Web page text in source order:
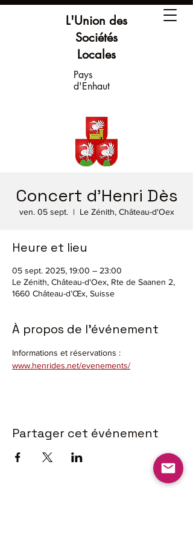
L'Union des
Sociétés
Locales
Pays
d'Enhaut
Concert d'Henri Dès
ven. 05 sept.
  |
Le Zénith, Château-d'Oex
Heure et lieu
05 sept. 2025, 19:00 – 23:00
Le Zénith, Château-d'Oex, Rte de Saanen 2,
1660 Château-d’Œx, Suisse
À propos de l'événement
Informations et réservations :
www.henrides.net/evenements/
Partager cet événement